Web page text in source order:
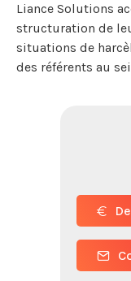
Liance Solutions
structuration de
situations de
des référents au